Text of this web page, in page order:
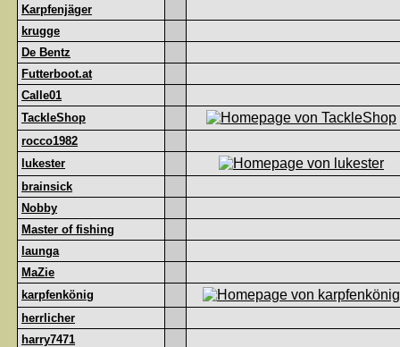
Karpfenjäger
krugge
De Bentz
Futterboot.at
Calle01
TackleShop
rocco1982
lukester
brainsick
Nobby
Master of fishing
launga
MaZie
karpfenkönig
herrlicher
harry7471